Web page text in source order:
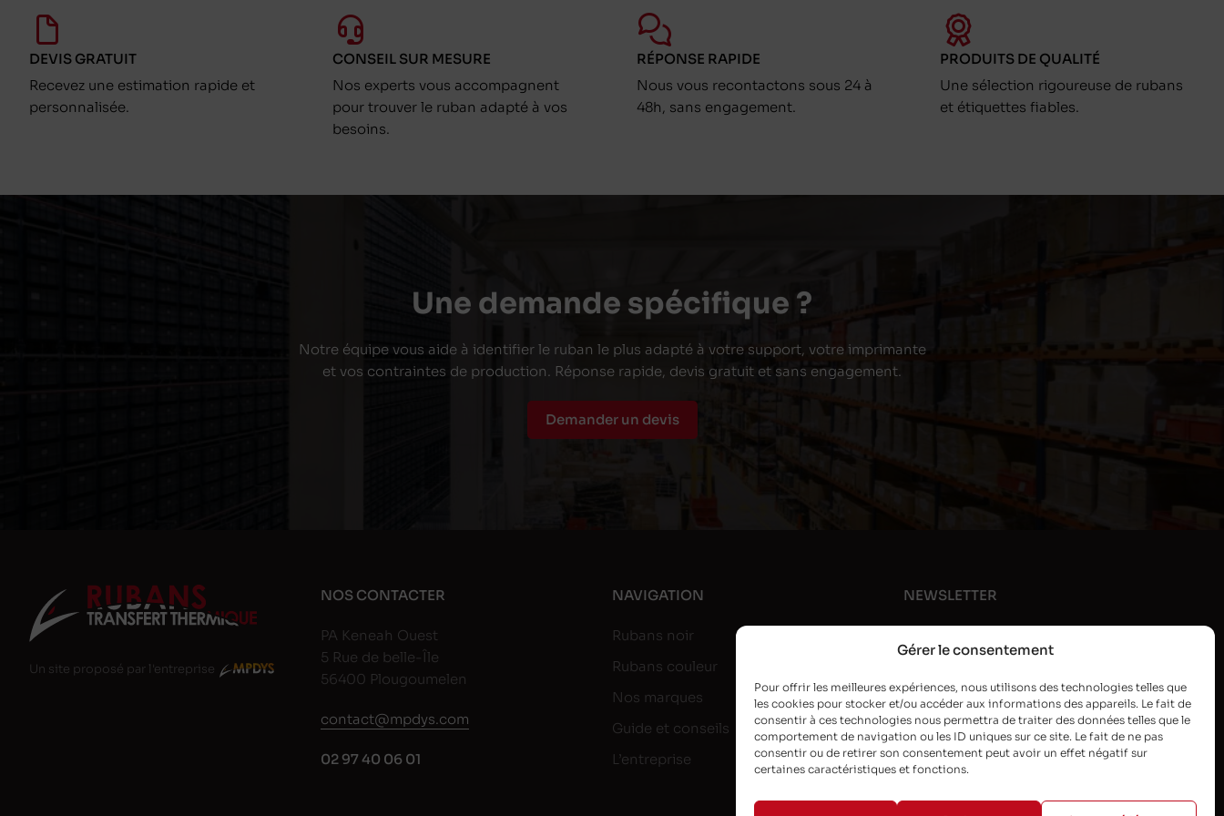
Gérer le consentement
Pour offrir les meilleures expériences, nous utilisons des technologies telles que
les cookies pour stocker et/ou accéder aux informations des appareils. Le fait de
consentir à ces technologies nous permettra de traiter des données telles que le
comportement de navigation ou les ID uniques sur ce site. Le fait de ne pas
consentir ou de retirer son consentement peut avoir un effet négatif sur
certaines caractéristiques et fonctions.
DEVIS GRATUIT
Recevez une estimation rapide et
personnalisée.
CONSEIL SUR MESURE
Nos experts vous accompagnent
pour trouver le ruban adapté à vos
besoins.
RÉPONSE RAPIDE
Nous vous recontactons sous 24 à
48h, sans engagement.
PRODUITS DE QUALITÉ
Une sélection rigoureuse de rubans
et étiquettes fiables.
Une demande spécifique ?
Notre équipe vous aide à identifier le ruban le plus adapté à votre support, votre imprimante
et vos contraintes de production. Réponse rapide, devis gratuit et sans engagement.
Demander un devis
Un site proposé par l'entreprise
NOS CONTACTER
PA Keneah Ouest
5 Rue de belle-Île
56400 Plougoumelen
contact@mpdys.com
02 97 40 06 01
NAVIGATION
Rubans noir
Rubans couleur
Nos marques
Guide et conseils
L’entreprise
NEWSLETTER